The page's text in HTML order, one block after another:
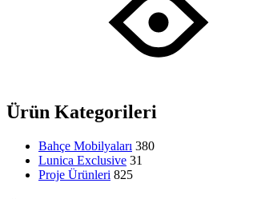
Ürün Kategorileri
Bahçe Mobilyaları 380
Lunica Exclusive 31
Proje Ürünleri 825